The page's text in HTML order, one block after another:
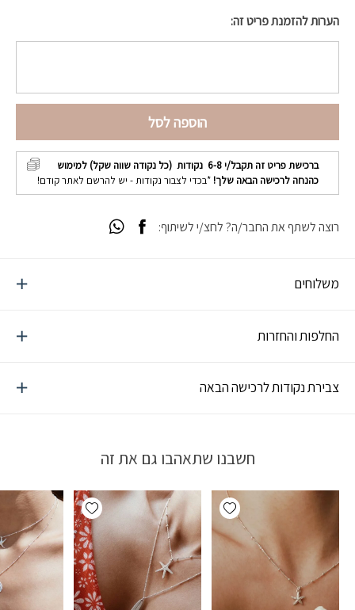
הערות להזמנת פריט זה:
הוספה לסל
ברכישת פריט זה תקבל/י 6-8 נקודות (כל נקודה שווה שקל) למימוש
כהנחה לרכישה הבאה שלך! *בכדי לצבור נקודות - יש להרשם לאתר קודם!
משלוחים
החלפות והחזרות
צבירת נקודות לרכישה הבאה
רוצה לשתף את החבר/ה? לחצ/י לשיתוף:
חשבנו שתאהבו גם את זה
Add wishlist
Add wishlist